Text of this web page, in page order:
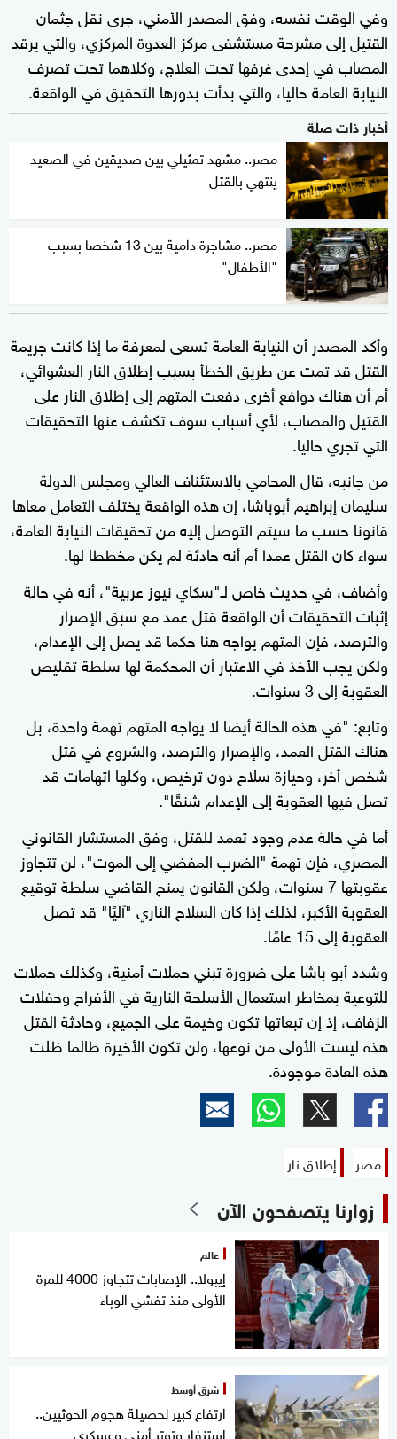
وفي الوقت نفسه، وفق المصدر الأمني، جرى نقل جثمان
القتيل إلى مشرحة مستشفى مركز العدوة المركزي، والتي يرقد
المصاب في إحدى غرفها تحت العلاج، وكلاهما تحت تصرف
النيابة العامة حاليا، والتي بدأت بدورها التحقيق في الواقعة.
أخبار ذات صلة
مصر.. مشهد تمثيلي بين صديقين في الصعيد
ينتهي بالقتل
مصر.. مشاجرة دامية بين 13 شخصا بسبب
"الأطفال"
وأكد المصدر أن النيابة العامة تسعى لمعرفة ما إذا كانت جريمة
القتل قد تمت عن طريق الخطأ بسبب إطلاق النار العشوائي،
أم أن هناك دوافع أخرى دفعت المتهم إلى إطلاق النار على
القتيل والمصاب، لأي أسباب سوف تكشف عنها التحقيقات
التي تجري حاليا.
من جانبه، قال المحامي بالاستئناف العالي ومجلس الدولة
سليمان إبراهيم أبوباشا، إن هذه الواقعة يختلف التعامل معاها
قانونا حسب ما سيتم التوصل إليه من تحقيقات النيابة العامة،
سواء كان القتل عمدا أم أنه حادثة لم يكن مخططا لها.
وأضاف، في حديث خاص لـ"سكاي نيوز عربية"، أنه في حالة
إثبات التحقيقات أن الواقعة قتل عمد مع سبق الإصرار
والترصد، فإن المتهم يواجه هنا حكما قد يصل إلى الإعدام،
ولكن يجب الأخذ في الاعتبار أن المحكمة لها سلطة تقليص
العقوبة إلى 3 سنوات.
وتابع: "في هذه الحالة أيضا لا يواجه المتهم تهمة واحدة، بل
هناك القتل العمد، والإصرار والترصد، والشروع في قتل
شخص أخر، وحيازة سلاح دون ترخيص، وكلها اتهامات قد
تصل فيها العقوبة إلى الإعدام شنقًا".
أما في حالة عدم وجود تعمد للقتل، وفق المستشار القانوني
المصري، فإن تهمة "الضرب المفضي إلى الموت"، لن تتجاوز
عقوبتها 7 سنوات، ولكن القانون يمنح القاضي سلطة توقيع
العقوبة الأكبر، لذلك إذا كان السلاح الناري "آليًا" قد تصل
العقوبة إلى 15 عامًا.
وشدد أبو باشا على ضرورة تبني حملات أمنية، وكذلك حملات
للتوعية بمخاطر استعمال الأسلحة النارية في الأفراح وحفلات
الزفاف، إذ إن تبعاتها تكون وخيمة على الجميع، وحادثة القتل
هذه ليست الأولى من نوعها، ولن تكون الأخيرة طالما ظلت
هذه العادة موجودة.
مصر إطلاق نار
زوارنا يتصفحون الآن
عالم
إيبولا.. الإصابات تتجاوز 4000 للمرة
الأولى منذ تفشي الوباء
شرق أوسط
ارتفاع كبير لحصيلة هجوم الحوثيين..
استنفار وتوتر أمني وعسكري